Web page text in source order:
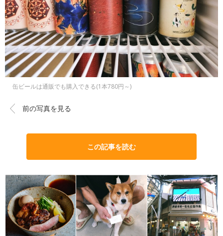
缶ビールは通販でも購入できる(1本780円～)
前の写真を見る
この記事を読む